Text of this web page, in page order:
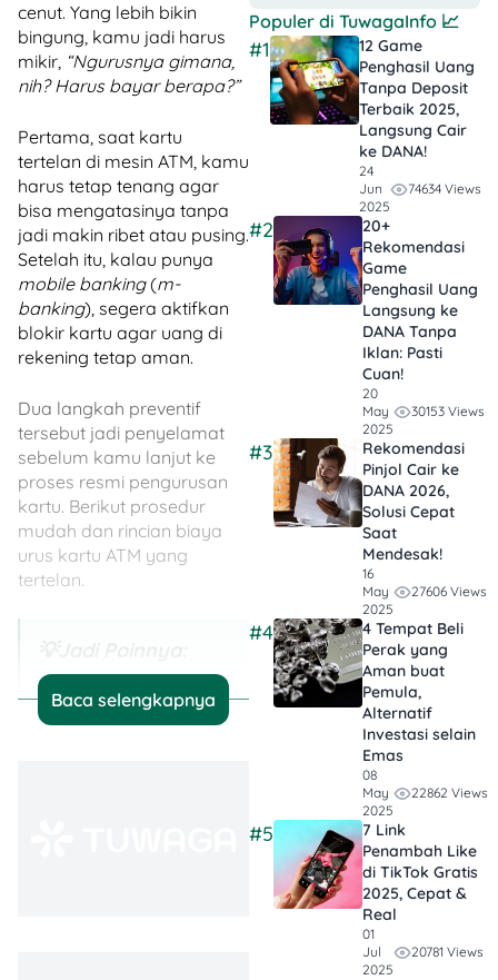
cenut. Yang lebih bikin
bingung, kamu jadi harus
mikir, “Ngurusnya gimana,
nih? Harus bayar berapa?”
Pertama, saat kartu
tertelan di mesin ATM, kamu
harus tetap tenang agar
bisa mengatasinya tanpa
jadi makin ribet atau pusing.
Setelah itu, kalau punya
mobile banking(m-
banking), segera aktifkan
blokir kartu agar uang di
rekening tetap aman.
Dua langkah preventif
tersebut jadi penyelamat
sebelum kamu lanjut ke
proses resmi pengurusan
kartu. Berikut prosedur
mudah dan rincian biaya
urus kartu ATM yang
tertelan.
Biayanya Murah
Banget:Urus
Baca selengkapnya
Populer di TuwagaInfo 📈
#1
12 Game
Penghasil Uang
Tanpa Deposit
Terbaik 2025,
Langsung Cair
ke DANA!
24
Jun
2025
74634 Views
#2
20+
Rekomendasi
Game
Penghasil Uang
Langsung ke
DANA Tanpa
Iklan​: Pasti
Cuan!
20
May
2025
30153 Views
#3
Rekomendasi
Pinjol Cair ke
DANA 2026,
Solusi Cepat
Saat
Mendesak!
16
May
2025
27606 Views
#4
4 Tempat Beli
Perak yang
Aman buat
Pemula,
Alternatif
Investasi selain
Emas
08
May
2025
22862 Views
#5
7 Link
Penambah Like
di TikTok Gratis
2025, Cepat &
Real
01
Jul
2025
20781 Views